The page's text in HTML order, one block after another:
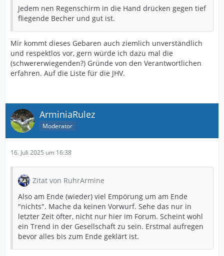
Jedem nen Regenschirm in die Hand drücken gegen tief
fliegende Becher und gut ist.
Mir kommt dieses Gebaren auch ziemlich unverständlich
und respektlos vor, gern würde ich dazu mal die
(schwererwiegenden?) Gründe von den Verantwortlichen
erfahren. Auf die Liste für die JHV.
ArminiaRulez
Moderator
16. Juli 2025 um 16:38
Zitat von RuhrArmine
Also am Ende (wieder) viel Empörung um am Ende
"nichts". Mache da keinen Vorwurf. Sehe das nur in
letzter Zeit öfter, nicht nur hier im Forum. Scheint wohl
ein Trend in der Gesellschaft zu sein. Erstmal aufregen
bevor alles bis zum Ende geklärt ist.